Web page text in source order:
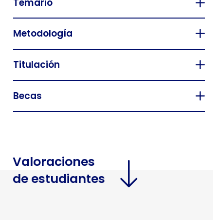
Metodología
Titulación
Becas
Valoraciones
de estudiantes